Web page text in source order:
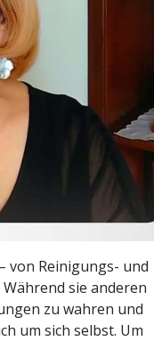
von Reinigungs- und
sie anderen
zu wahren und
um sich selbst. Um